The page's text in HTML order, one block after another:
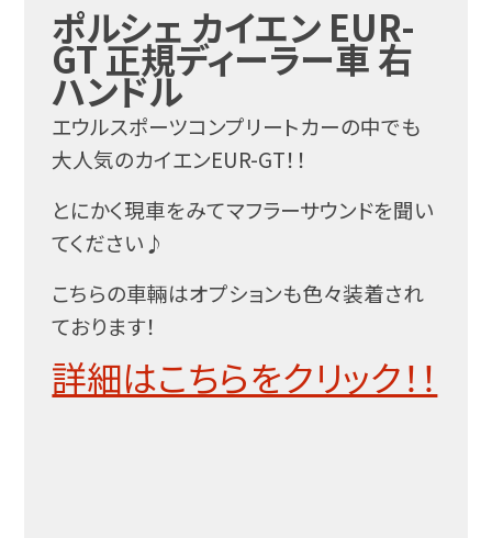
ポルシェ カイエン EUR-
GT 正規ディーラー車 右
ハンドル
エウルスポーツコンプリートカーの中でも
大人気のカイエンEUR-GT！！
とにかく現車をみてマフラーサウンドを聞い
てください♪
こちらの車輛はオプションも色々装着され
ております！
詳細はこちらをクリック！！